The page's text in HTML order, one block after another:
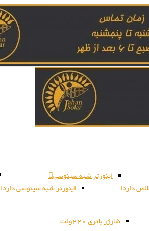
داردا
اینورتر شبه سینوسی
اینورتر شبه سینوسی داردا
شارژر باتری 220ولت